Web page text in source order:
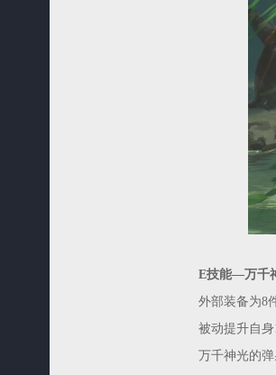
E技能—万千
外部装备为8
被动提升自
万千神光的